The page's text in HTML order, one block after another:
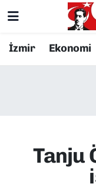
İzmir Ekonomi
Tanju
Resmi İlanlar
EKONOMİ
Konak
Süper Lig
Tüm